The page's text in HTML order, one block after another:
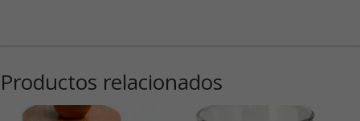
Productos relacionados